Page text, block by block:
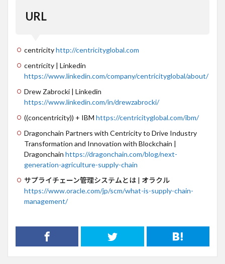
URL
centricityhttp://centricityglobal.com
centricity | Linkedin
https://www.linkedin.com/company/centricityglobal/about/
Drew Zabrocki | Linkedin
https://www.linkedin.com/in/drewzabrocki/
((concentricity)) + IBM https://centricityglobal.com/ibm/
Dragonchain Partners with Centricity to Drive Industry
Transformation and Innovation with Blockchain |
Dragonchain https://dragonchain.com/blog/next-
generation-agriculture-supply-chain
サプライチェーン管理システムとは | オラクル
https://www.oracle.com/jp/scm/what-is-supply-chain-
management/